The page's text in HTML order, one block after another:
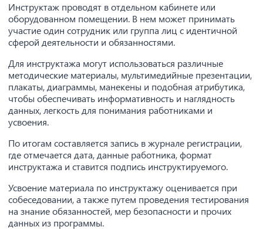
Инструктаж проводят в отдельном кабинете или
оборудованном помещении. В нем может принимать
участие один сотрудник или группа лиц с идентичной
сферой деятельности и обязанностями.
Для инструктажа могут использоваться различные
методические материалы, мультимедийные презентации,
плакаты, диаграммы, манекены и подобная атрибутика,
чтобы обеспечивать информативность и наглядность
данных, легкость для понимания работниками и
усвоения.
По итогам составляется запись в журнале регистрации,
где отмечается дата, данные работника, формат
инструктажа и ставится подпись инструктируемого.
Усвоение материала по инструктажу оценивается при
собеседовании, а также путем проведения тестирования
на знание обязанностей, мер безопасности и прочих
данных из программы.